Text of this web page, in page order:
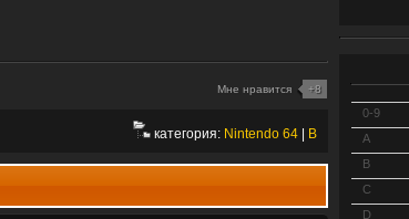
Мне нравится +8
категория: Nintendo 64 B
0-9
A
B
C
D